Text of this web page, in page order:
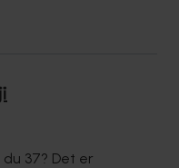
37? Det er